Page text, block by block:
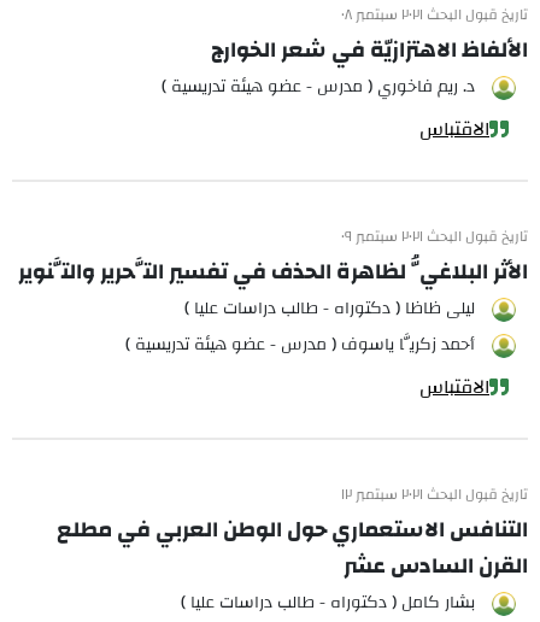
تاريخ قبول البحث ٢٠٢١ سبتمبر ٠٨
الألفاظ الاهتزازيّة في شعر الخوارج
د. ريم فاخوري ( مدرس - عضو هيئة تدريسية )
الاقتباس
تاريخ قبول البحث ٢٠٢١ سبتمبر ٠٩
الأثر البلاغيُّ لظاهرة الحذف في تفسير التَّحرير والتَّنوير
ليلى ظاظا ( دكتوراه - طالب دراسات عليا )
أحمد زكريَّا ياسوف ( مدرس - عضو هيئة تدريسية )
الاقتباس
تاريخ قبول البحث ٢٠٢١ سبتمبر ١٢
التنافس الاستعماري حول الوطن العربي في مطلع
القرن السادس عشر
بشار كامل ( دكتوراه - طالب دراسات عليا )